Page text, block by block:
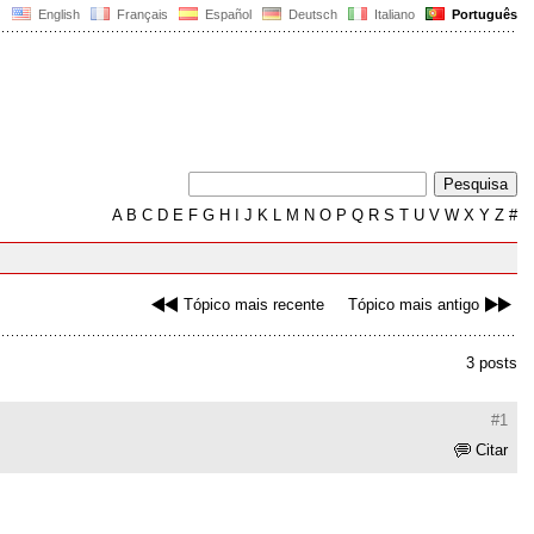
English Français Español Deutsch Italiano Português
AB C D E F G H J K L M N O P Q R S T U V W X Y Z #
Tópico mais recente Tópico mais antigo
3 posts
#1
Citar